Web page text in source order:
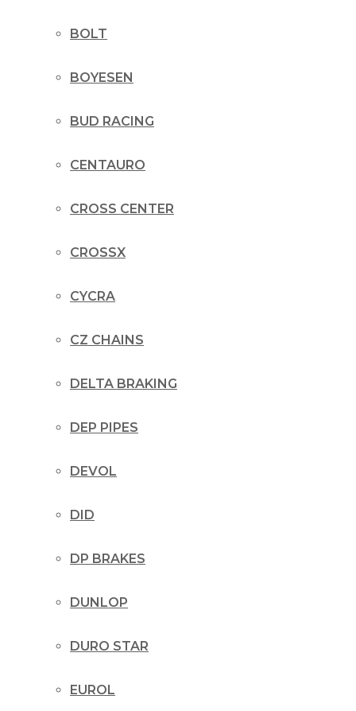
BOLT
BOYESEN
BUD RACING
CENTAURO
CROSS CENTER
CROSSX
CYCRA
CZ CHAINS
DELTA BRAKING
DEP PIPES
DEVOL
DID
DP BRAKES
DUNLOP
DURO STAR
EUROL